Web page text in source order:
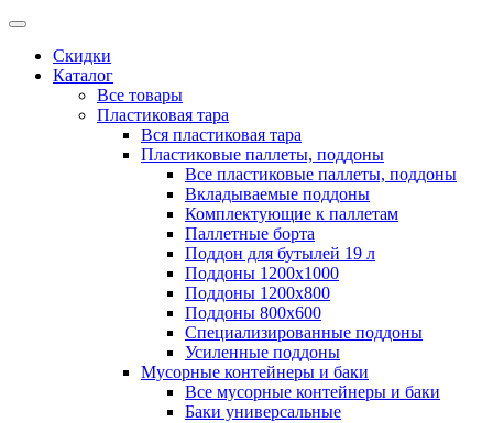
Скидки
Каталог
Все товары
Пластиковая тара
Вся пластиковая тара
Пластиковые паллеты, поддоны
Все пластиковые паллеты, поддоны
Вкладываемые поддоны
Комплектующие к паллетам
Паллетные борта
Поддон для бутылей 19 л
Поддоны 1200х1000
Поддоны 1200х800
Поддоны 800х600
Специализированные поддоны
Усиленные поддоны
Мусорные контейнеры и баки
Все мусорные контейнеры и баки
Баки универсальные